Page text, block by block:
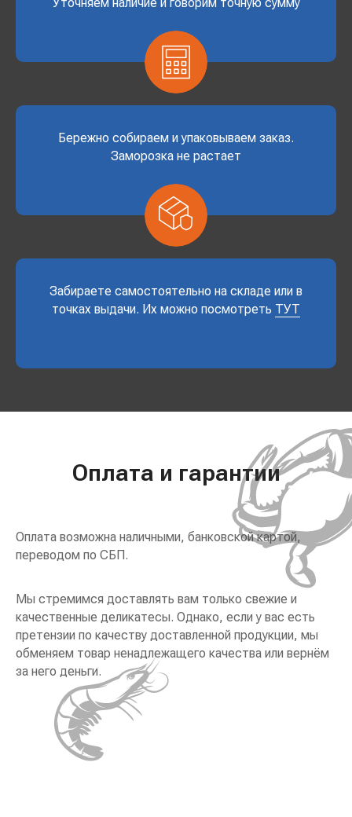
Бережно собираем и упаковываем заказ.
Заморозка не растает
Забираете самостоятельно на складе или в
точках выдачи. Их можно посмотреть ТУТ
Оплата и гарантии
Оплата возможна наличными, банковской картой,
переводом по СБП.
Мы стремимся доставлять вам только свежие и
качественные деликатесы. Однако, если у вас есть
претензии по качеству доставленной продукции, мы
обменяем товар ненадлежащего качества или вернём
за него деньги.